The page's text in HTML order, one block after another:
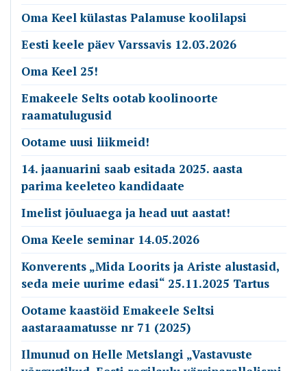
Oma Keel külastas Palamuse koolilapsi
Eesti keele päev Varssavis 12.03.2026
Oma Keel 25!
Emakeele Selts ootab koolinoorte
raamatulugusid
Ootame uusi liikmeid!
14. jaanuarini saab esitada 2025. aasta
parima keeleteo kandidaate
Imelist jõuluaega ja head uut aastat!
Oma Keele seminar 14.05.2026
Konverents „Mida Loorits ja Ariste alustasid,
seda meie uurime edasi“ 25.11.2025 Tartus
Ootame kaastöid Emakeele Seltsi
aastaraamatusse nr 71 (2025)
Ilmunud on Helle Metslangi „Vastavuste